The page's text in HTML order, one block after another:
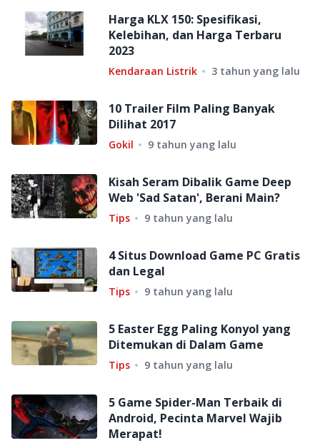
Harga KLX 150: Spesifikasi,
Kelebihan, dan Harga Terbaru
2023
Kendaraan Listrik 3 tahun yang lalu
10 Trailer Film Paling Banyak
Dilihat 2017
Gokil 9 tahun yang lalu
Kisah Seram Dibalik Game Deep
Web 'Sad Satan', Berani Main?
Tips 9 tahun yang lalu
4 Situs Download Game PC Gratis
dan Legal
Tips 9 tahun yang lalu
5 Easter Egg Paling Konyol yang
Ditemukan di Dalam Game
Tips 9 tahun yang lalu
5 Game Spider-Man Terbaik di
Android, Pecinta Marvel Wajib
Merapat!